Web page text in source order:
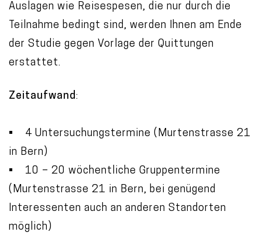
Auslagen wie Reisespesen, die nur durch die
Teilnahme bedingt sind, werden Ihnen am Ende
der Studie gegen Vorlage der Quittungen
erstattet.
Zeitaufwand:
• 4 Untersuchungstermine (Murtenstrasse 21
in Bern)
• 10 – 20 wöchentliche Gruppentermine
(Murtenstrasse 21 in Bern, bei genügend
Interessenten auch an anderen Standorten
möglich)